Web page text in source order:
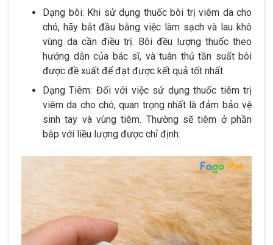
Dạng bôi: Khi sử dụng thuốc bôi trị viêm da cho
chó, hãy bắt đầu bằng việc làm sạch và lau khô
vùng da cần điều trị. Bôi đều lượng thuốc theo
hướng dẫn của bác sĩ, và tuân thủ tần suất bôi
được đề xuất để đạt được kết quả tốt nhất.
Dạng Tiêm: Đối với việc sử dụng thuốc tiêm trị
viêm da cho chó, quan trọng nhất là đảm bảo vệ
sinh tay và vùng tiêm. Thường sẽ tiêm ở phần
bắp với liều lượng được chỉ định.